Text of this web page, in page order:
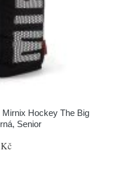
Hockey The Big
Senior